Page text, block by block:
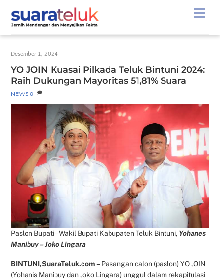
content
Desember 1, 2024
YO JOIN Kuasai Pilkada Teluk Bintuni 2024:
Raih Dukungan Mayoritas 51,81% Suara
NEWS 0
Paslon Bupati – Wakil Bupati Kabupaten Teluk Bintuni, Yohanes
Manibuy – Joko Lingara
BINTUNI,SuaraTeluk.com –Pasangan calon (paslon) YO JOIN
(Yohanis Manibuy dan Joko Lingara) unggul dalam rekapitulasi